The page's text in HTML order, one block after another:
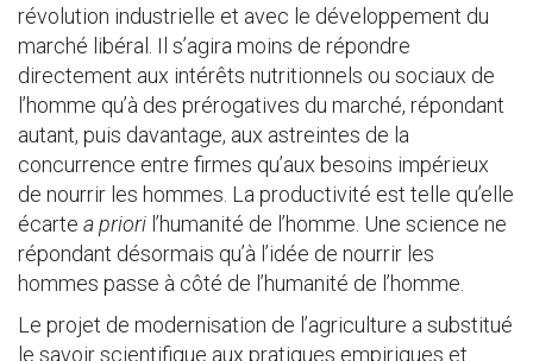
révolution industrielle et avec le développement du
marché libéral. Il s’agira moins de répondre
directement aux intérêts nutritionnels ou sociaux de
l’homme qu’à des prérogatives du marché, répondant
autant, puis davantage, aux astreintes de la
concurrence entre firmes qu’aux besoins impérieux
de nourrir les hommes. La productivité est telle qu’elle
écarte a priori l’humanité de l’homme. Une science ne
répondant désormais qu’à l’idée de nourrir les
hommes passe à côté de l’humanité de l’homme.
Le projet de modernisation de l’agriculture a substitué
le savoir scientifique aux pratiques empiriques et